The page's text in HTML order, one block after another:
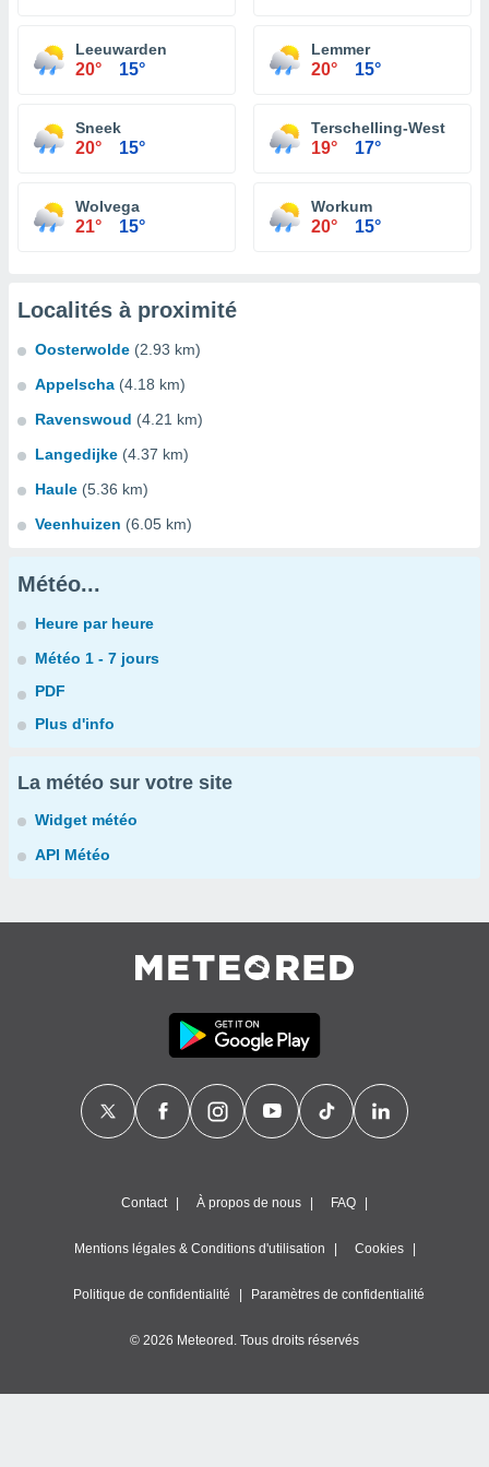
Leeuwarden
20° 15°
Lemmer
20° 15°
Sneek
20° 15°
Terschelling-West
19° 17°
Wolvega
21° 15°
Workum
20° 15°
Localités à proximité
Oosterwolde (2.93 km)
Appelscha (4.18 km)
Ravenswoud (4.21 km)
Langedijke (4.37 km)
Haule (5.36 km)
Veenhuizen (6.05 km)
Météo...
Heure par heure
Météo 1 - 7 jours
PDF
Plus d'info
La météo sur votre site
Widget météo
API Météo
Contact À propos de nous FAQ
Mentions légales & Conditions d'utilisation Cookies
Politique de confidentialité Paramètres de confidentialité
© 2026 Meteored. Tous droits réservés